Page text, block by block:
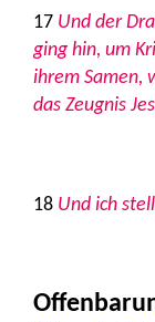
17 Und der
ging hin, um
ihrem Samen,
das Zeugnis
18 Und ich